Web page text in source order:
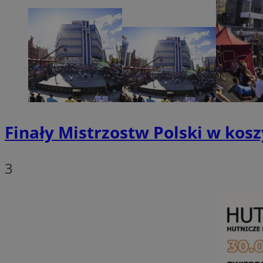
Finały Mistrzostw Polski w
3
SessID
QeSessID
MvSessID
__cf_bm
CookieScriptConsent